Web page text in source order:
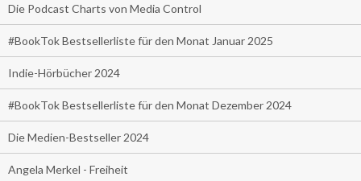
Die Podcast Charts von Media Control
#BookTok Bestsellerliste für den Monat Januar 2025
Indie-Hörbücher 2024
#BookTok Bestsellerliste für den Monat Dezember 2024
Die Medien-Bestseller 2024
Angela Merkel - Freiheit